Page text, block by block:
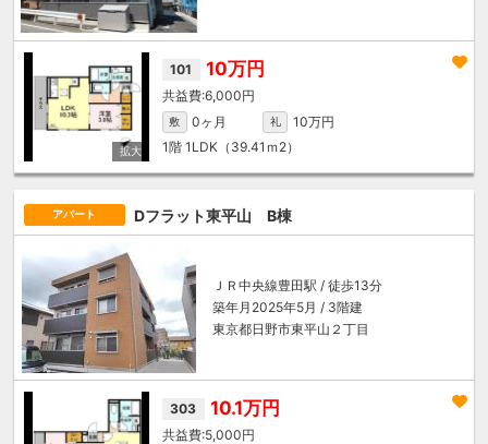
101 10万円
6,000円
敷 0ヶ月 礼
10万円
1階 1LDK（39.41ｍ 2）
アパート Dフラット東平山 B棟
ＪＲ中央線豊田駅 / 徒歩13分
築年月2025年5月 / 3階建
東京都日野市東平山２丁目
303 10.1万円
5,000円